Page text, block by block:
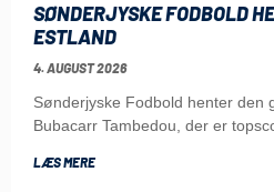
SØNDERJYSKE FODBOLD
ESTLAND
4. AUGUST 2026
Sønderjyske Fodbold henter den
Bubacarr Tambedou, der er
LÆS MERE